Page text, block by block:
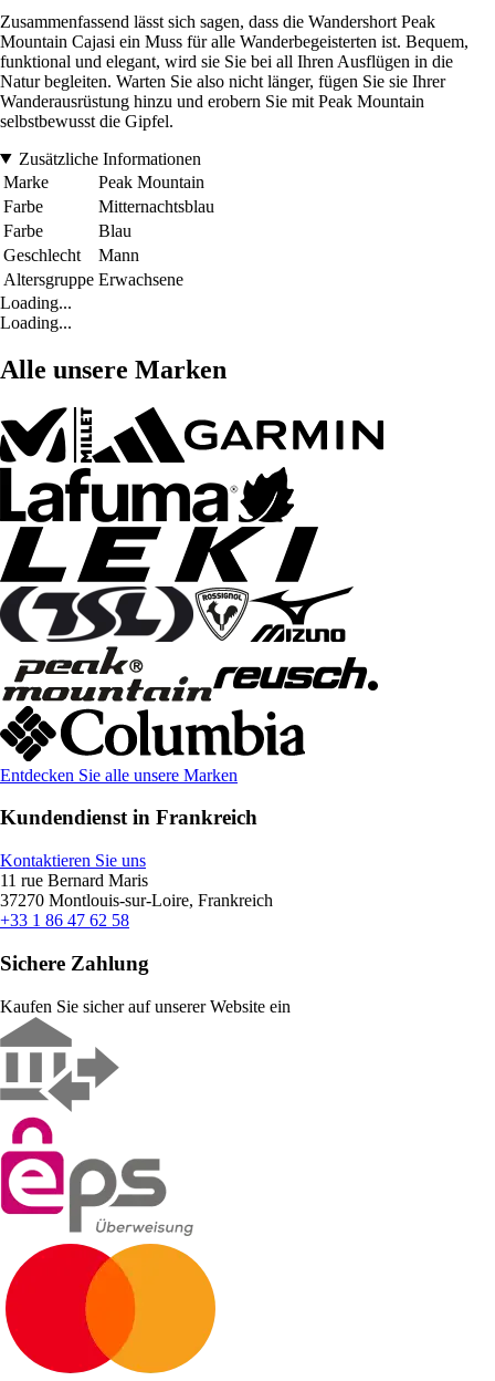
Zusammenfassend lässt sich sagen, dass die Wandershort Peak
Mountain Cajasi ein Muss für alle Wanderbegeisterten ist. Bequem,
funktional und elegant, wird sie Sie bei all Ihren Ausflügen in die
Natur begleiten. Warten Sie also nicht länger, fügen Sie sie Ihrer
Wanderausrüstung hinzu und erobern Sie mit Peak Mountain
selbstbewusst die Gipfel.
Zusätzliche Informationen
Marke
Peak Mountain
Farbe
Mitternachtsblau
Farbe
Blau
Geschlecht
Mann
Altersgruppe Erwachsene
Loading...
Loading...
Alle unsere Marken
Entdecken Sie alle unsere Marken
Kundendienst in Frankreich
Kontaktieren Sie uns
11 rue Bernard Maris
37270 Montlouis-sur-Loire, Frankreich
+33 1 86 47 62 58
Sichere Zahlung
Kaufen Sie sicher auf unserer Website ein